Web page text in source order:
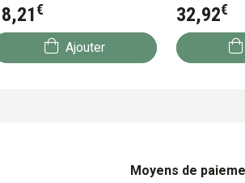
,21€
Ajouter
32,92€
Moyens de